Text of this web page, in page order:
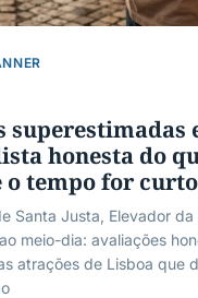
superestimadas
honesta do
o tempo for curto
Santa Justa, Elevador da
meio-dia: avaliações
atrações de Lisboa que